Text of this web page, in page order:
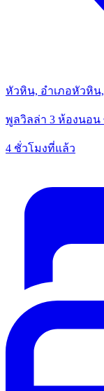
หัวหิน, อำเภอหัวหิน
พูลวิลล่า 3 ห้องนอน
4 ชั่วโมงที่แล้ว